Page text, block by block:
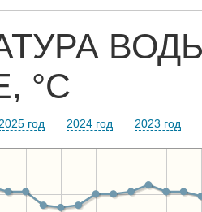
°C
2025 год 2024 год 2023 год